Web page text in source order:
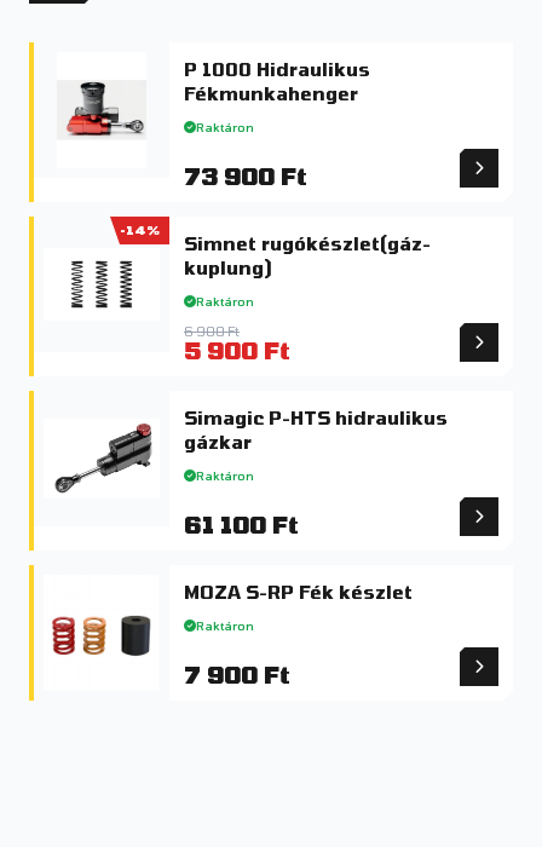
P 1000 Hidraulikus
Fékmunkahenger
Raktáron
73 900 Ft
-14%
Simnet rugókészlet(gáz-
kuplung)
Raktáron
6 900 Ft
5 900 Ft
Simagic P-HTS hidraulikus
gázkar
Raktáron
61 100 Ft
MOZA S-RP Fék készlet
Raktáron
7 900 Ft